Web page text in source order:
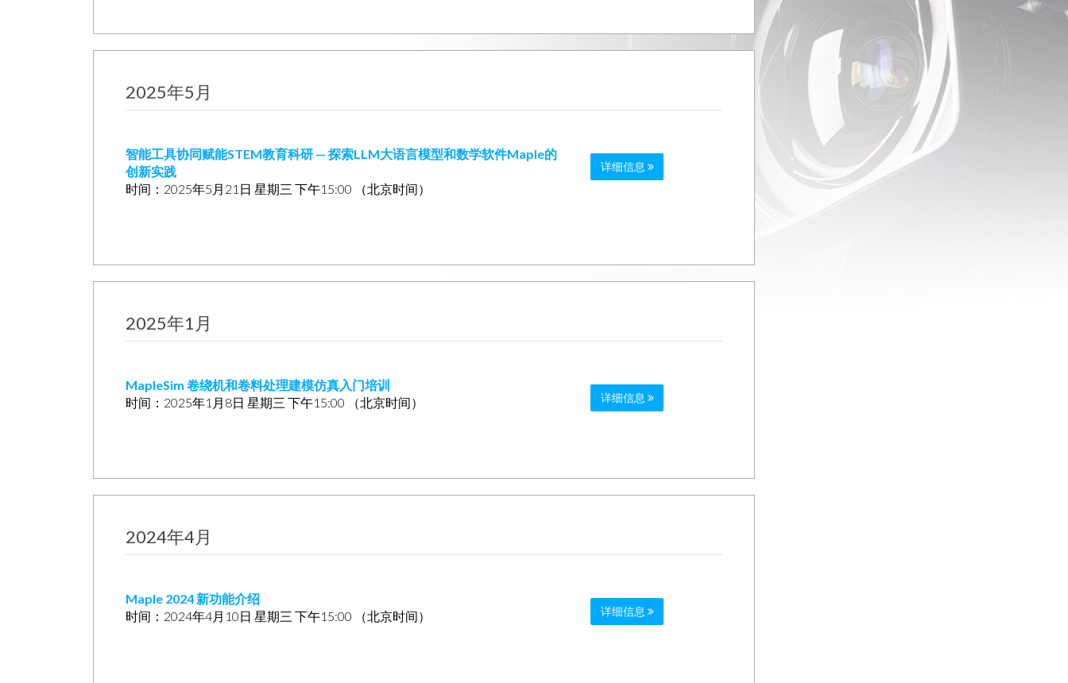
2025年5月
智能工具协同赋能STEM教育科研 — 探索LLM大语言模型和数学软件Maple的
创新实践
时间：2025年5月21日 星期三 下午15:00 （北京时间）
详细信息
2025年1月
MapleSim 卷绕机和卷料处理建模仿真入门培训
时间：2025年1月8日 星期三 下午15:00 （北京时间）
详细信息
2024年4月
Maple 2024 新功能介绍
时间：2024年4月10日 星期三 下午15:00 （北京时间）
详细信息